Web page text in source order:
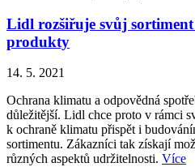
Lidl rozšiřuje svůj
produkty
14. 5. 2021
Ochrana klimatu a odpovědná
důležitější. Lidl chce proto v rámci
k ochraně klimatu přispět i
sortimentu. Zákazníci tak získají
různých aspektů udržitelnosti. Více